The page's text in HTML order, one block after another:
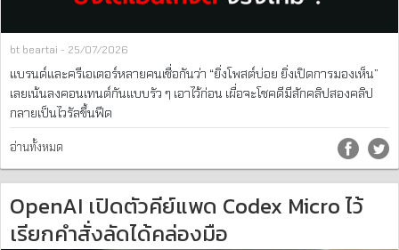
bt beartai - 25/07/2026
แบรนด์และครีเอเตอร์หลายคนเชื่อกันว่า “ยิ่งโพสต์บ่อย ยิ่งเปิดการมองเห็น”
เลยเน้นลงคอนเทนต์กันแบบรัว ๆ เอาไว้ก่อน เผื่อจะโชคดีมีสักคลิปสองคลิป
กลายเป็นไวรัลขึ้นฟีด
อ่านทั้งหมด
OpenAI เปิดตัวคีย์แพด Codex Micro ไว้
เรียกคำสั่งลัดได้คล่องมือ